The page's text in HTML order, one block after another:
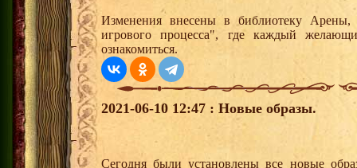
Изменения внесены в библиотеку
игрового процесса", где каждый
ознакомиться.
2021-06-10 12:47 : Новые образы.
Сегодня были установлены все новые